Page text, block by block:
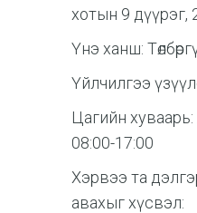
хотын 9 дүүрэг,
Үнэ ханш:
Үйлчилгээ
Цагийн
08:00-17:00
Хэрвээ та
авахыг хүсвэл: